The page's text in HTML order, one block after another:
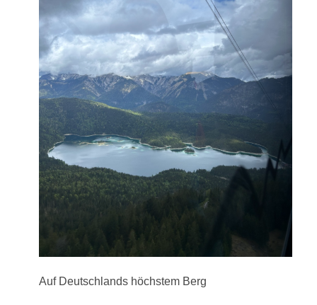
Auf Deutschlands höchstem Berg